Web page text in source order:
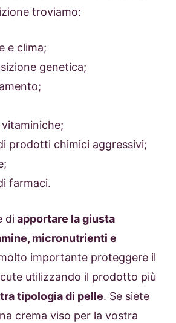
troviamo:
e clima;
genetica;
prodotti chimici aggressivi;
farmaci.
diapportare la giusta
micronutrienti e
importante proteggere il
utilizzando il prodotto più
tipologia di pelle. Se siete
crema viso per la vostra